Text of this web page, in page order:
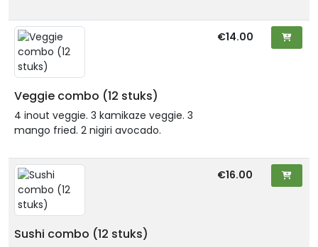
Veggie combo (12 stuks)
4 inout veggie. 3 kamikaze veggie. 3
mango fried. 2 nigiri avocado.
€14.00
Sushi combo (12 stuks)
€16.00